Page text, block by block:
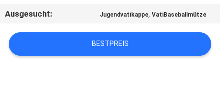
NACHRICHTEN
FÄLLE
Ausgesucht: Jugendvatikappe,VatiBaseballmütze
BESTPREIS